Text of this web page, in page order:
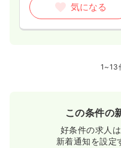
気になる
1~13
この条件の
好条件の求人
新着通知を設定